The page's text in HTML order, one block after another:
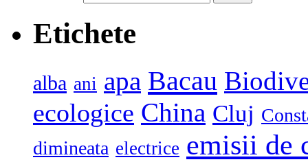
Etichete
alba ani apa Bacau
ecologice China Cluj
dimineata electrice emisii de